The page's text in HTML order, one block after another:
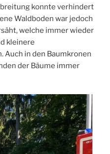
konnte verhindert
Waldboden war jedoch
welche immer wieder
kleinere
Auch in den Baumkronen
der Bäume immer